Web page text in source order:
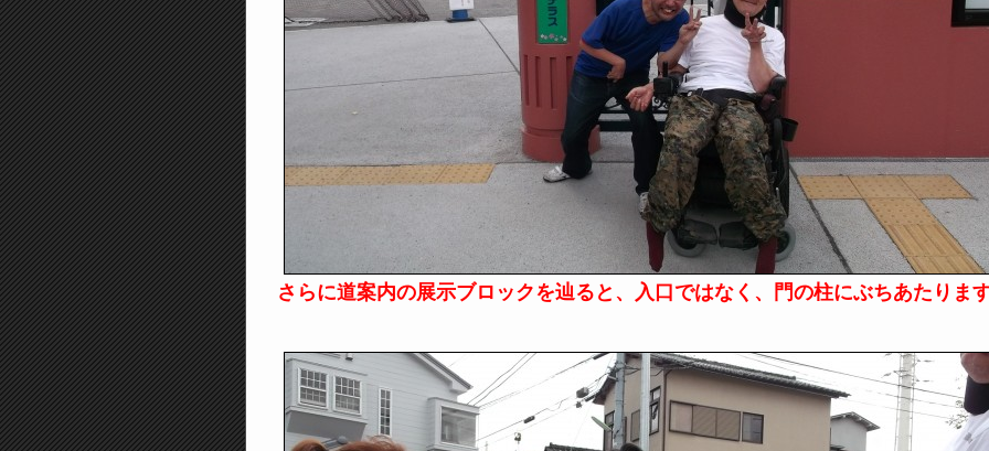
さらに道案内の展示ブロックを辿ると、入口ではなく、門の柱にぶちあたりま